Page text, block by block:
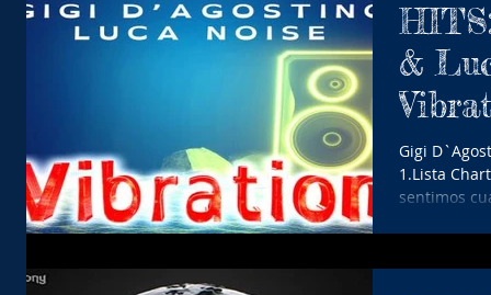
&
De
Gigi
1.Lista Charts *
sentimos